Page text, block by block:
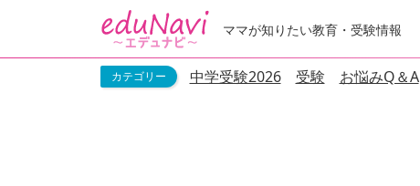
ママが知りたい教育・受験情報
中学受験2026 受験 お悩みQ＆A